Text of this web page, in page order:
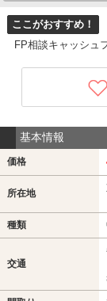
ここがおすすめ！
FP相談キャッシュ
基本情報
価格
所在地
種類
交通